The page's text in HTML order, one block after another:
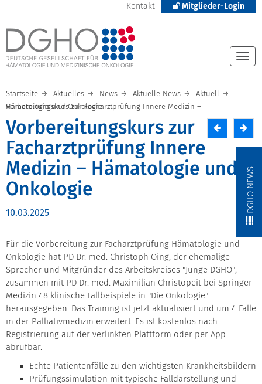
Kontakt Mitglieder-Login
DGHO NEWS
Startseite Aktuelles News Aktuelle News
Aktuell
Vorbereitungskurs zur Facharztprüfung Innere Medizin – Hämatologie und Onkologie
Vorbereitungskurs zur
Facharztprüfung Innere
Medizin – Hämatologie und
Onkologie
10.03.2025
Für die Vorbereitung zur Facharztprüfung Hämatologie und
Onkologie hat PD Dr. med. Christoph Oing, der ehemalige
Sprecher und Mitgründer des Arbeitskreises "Junge DGHO",
zusammen mit PD Dr. med. Maximilian Christopeit bei Springer
Medizin 48 klinische Fallbeispiele in "Die Onkologie"
herausgegeben. Das Training ist jetzt aktualisiert und um 4 Fälle
in der Palliativmedizin erweitert. Es ist kostenlos nach
Registrierung auf der verlinkten Plattform oder per App
abrufbar.
Echte Patientenfälle zu den wichtigsten Krankheitsbildern
Prüfungssimulation mit typische Falldarstellung und